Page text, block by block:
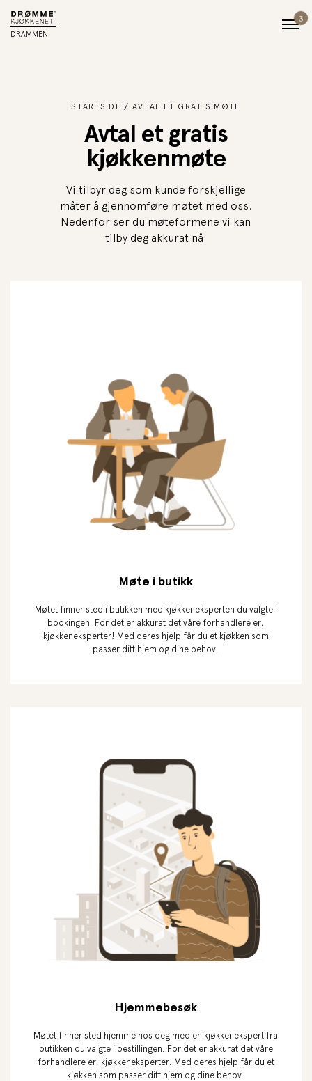
DRAMMEN
3
STARTSIDE AVTAL ET GRATIS MØTE
Avtal et gratis
kjøkkenmøte
Vi tilbyr deg som kunde forskjellige
måter å gjennomføre møtet med oss.
Nedenfor ser du møteformene vi kan
tilby deg akkurat nå.
Møte i butikk
Møtet finner sted i butikken med kjøkkeneksperten du valgte i
bookingen. For det er akkurat det våre forhandlere er,
kjøkkeneksperter! Med deres hjelp får du et kjøkken som
passer ditt hjem og dine behov.
Hjemmebesøk
Møtet finner sted hjemme hos deg med en kjøkkenekspert fra
butikken du valgte i bestillingen. For det er akkurat det våre
forhandlere er, kjøkkeneksperter. Med deres hjelp får du et
kjøkken som passer ditt hjem og dine behov.